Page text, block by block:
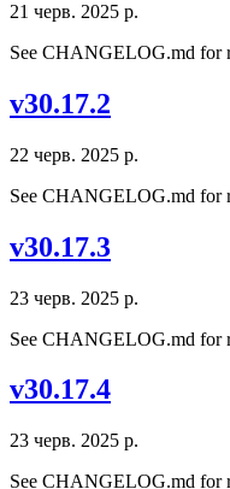
21 черв. 2025 р.
See CHANGELOG.md for
v30.17.2
22 черв. 2025 р.
See CHANGELOG.md for
v30.17.3
23 черв. 2025 р.
See CHANGELOG.md for
v30.17.4
23 черв. 2025 р.
See CHANGELOG.md for